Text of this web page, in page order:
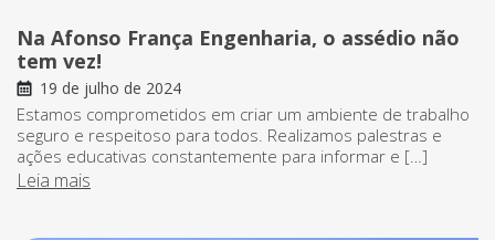
Na Afonso França Engenharia, o assédio não
tem vez!
19 de julho de 2024
Estamos comprometidos em criar um ambiente de trabalho
seguro e respeitoso para todos. Realizamos palestras e
ações educativas constantemente para informar e […]
Leia mais